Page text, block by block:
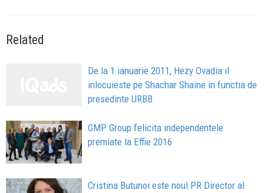
Related
De la 1 ianuarie 2011, Hezy Ovadia il
inlocuieste pe Shachar Shaine in functia de
presedinte URBB
GMP Group felicita independentele
premiate la Effie 2016
Cristina Butunoi este noul PR Director al